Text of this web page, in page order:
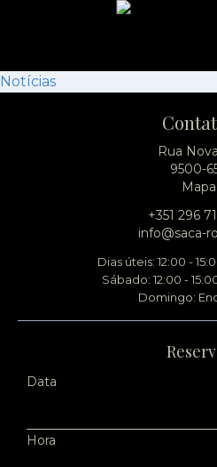
Notícias
Rua
9500-
Mapa
+351 296
info@saca-
Dias úteis: 12:00 -
Sábado: 12:00 -
Domingo:
Data
Hora